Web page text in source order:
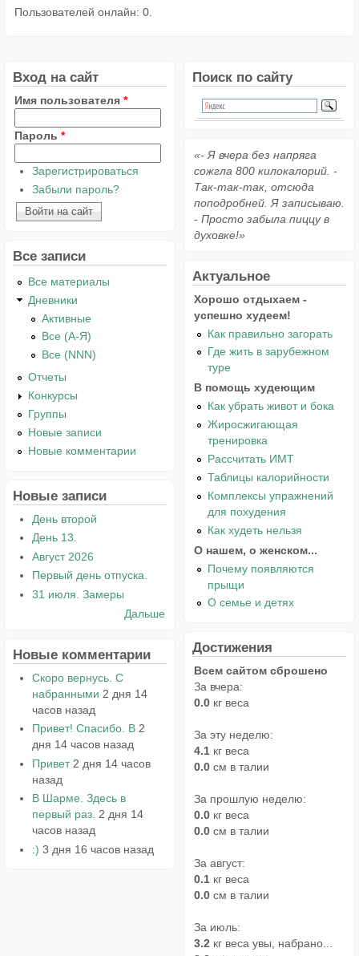
Пользователей онлайн: 0.
Вход на сайт
Имя пользователя *
Пароль *
Зарегистрироваться
Забыли пароль?
Все записи
Все материалы
Дневники
Активные
Все (А-Я)
Все (NNN)
Отчеты
Конкурсы
Группы
Новые записи
Новые комментарии
Новые записи
День второй
День 13.
Август 2026
Первый день отпуска.
31 июля. Замеры
Дальше
Новые комментарии
Скоро вернусь. С
набранными 2 дня 14
часов назад
Привет! Спасибо. В 2
дня 14 часов назад
Привет 2 дня 14 часов
назад
В Шарме. Здесь в
первый раз. 2 дня 14
часов назад
:) 3 дня 16 часов назад
Поиск по сайту
«- Я вчера без напряга
сожгла 800 килокалорий. -
Так-так-так, отсюда
поподробней. Я записываю.
- Просто забыла пиццу в
духовке!»
Актуальное
Хорошо отдыхаем -
успешно худеем!
Как правильно загорать
Где жить в зарубежном
туре
В помощь худеющим
Как убрать живот и бока
Жиросжигающая
тренировка
Рассчитать ИМТ
Таблицы калорийности
Комплексы упражнений
для похудения
Как худеть нельзя
О нашем, о женском...
Почему появляются
прыщи
О семье и детях
Достижения
Всем сайтом сброшено
За вчера:
0.0 кг веса
За эту неделю:
4.1 кг веса
0.0 см в талии
За прошлую неделю:
0.0 кг веса
0.0 см в талии
За август:
0.1 кг веса
0.0 см в талии
За июль:
3.2 кг веса увы, набрано...